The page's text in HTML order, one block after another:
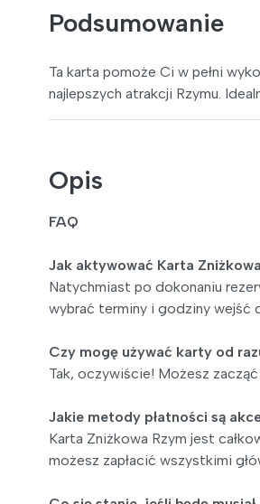
Podsumowanie
Ta karta pomoże Ci w pełni
najlepszych atrakcji Rzymu.
Opis
FAQ
Jak aktywować Karta
Natychmiast po dokonaniu
wybrać terminy i godziny wejść
Czy mogę używać karty od
Tak, oczywiście! Możesz
Jakie metody płatności są
Karta Zniżkowa Rzym jest
możesz zapłacić wszystkimi